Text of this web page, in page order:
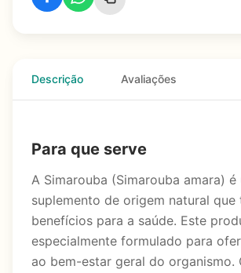
Descrição Avaliações
Para que serve
A Simarouba (Simarouba amara) é
suplemento de origem natural
benefícios para a saúde. Este
especialmente formulado para
ao bem-estar geral do organismo.